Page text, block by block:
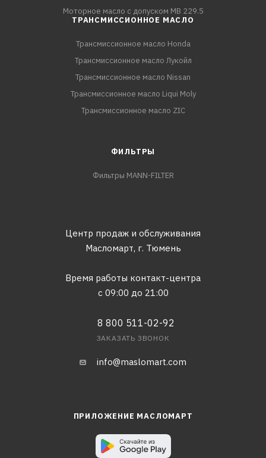
Моторное масло с допуском MB 229.5
ТРАНСМИССИОННОЕ МАСЛО
Трансмиссионное масло Honda
Трансмиссионное масло Лукойл
Трансмиссионное масло Nissan
Трансмиссионное масло Liqui Moly
Трансмиссионное масло ZIC
ФИЛЬТРЫ
Фильтры MANN-FILTER
Центр продаж и обслуживания
Масломарт, г. Тюмень
Время работы контакт-центра
с 09:00 до 21:00
8 800 511-02-92
ЗАКАЗАТЬ ЗВОНОК
info@maslomart.com
ПРИЛОЖЕНИЕ МАСЛОМАРТ